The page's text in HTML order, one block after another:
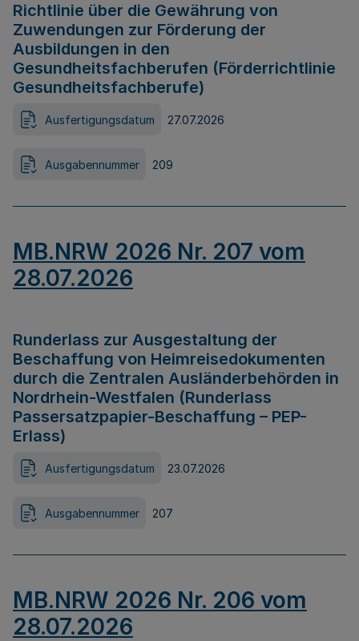
Richtlinie über die Gewährung von
Zuwendungen zur Förderung der
Ausbildungen in den
Gesundheitsfachberufen (Förderrichtlinie
Gesundheitsfachberufe)
Ausfertigungsdatum 27.07.2026
Ausgabennummer 209
MB.NRW 2026 Nr. 207 vom
28.07.2026
Runderlass zur Ausgestaltung der
Beschaffung von Heimreisedokumenten
durch die Zentralen Ausländerbehörden in
Nordrhein-Westfalen (Runderlass
Passersatzpapier-Beschaffung – PEP-
Erlass)
Ausfertigungsdatum 23.07.2026
Ausgabennummer 207
MB.NRW 2026 Nr. 206 vom
28.07.2026